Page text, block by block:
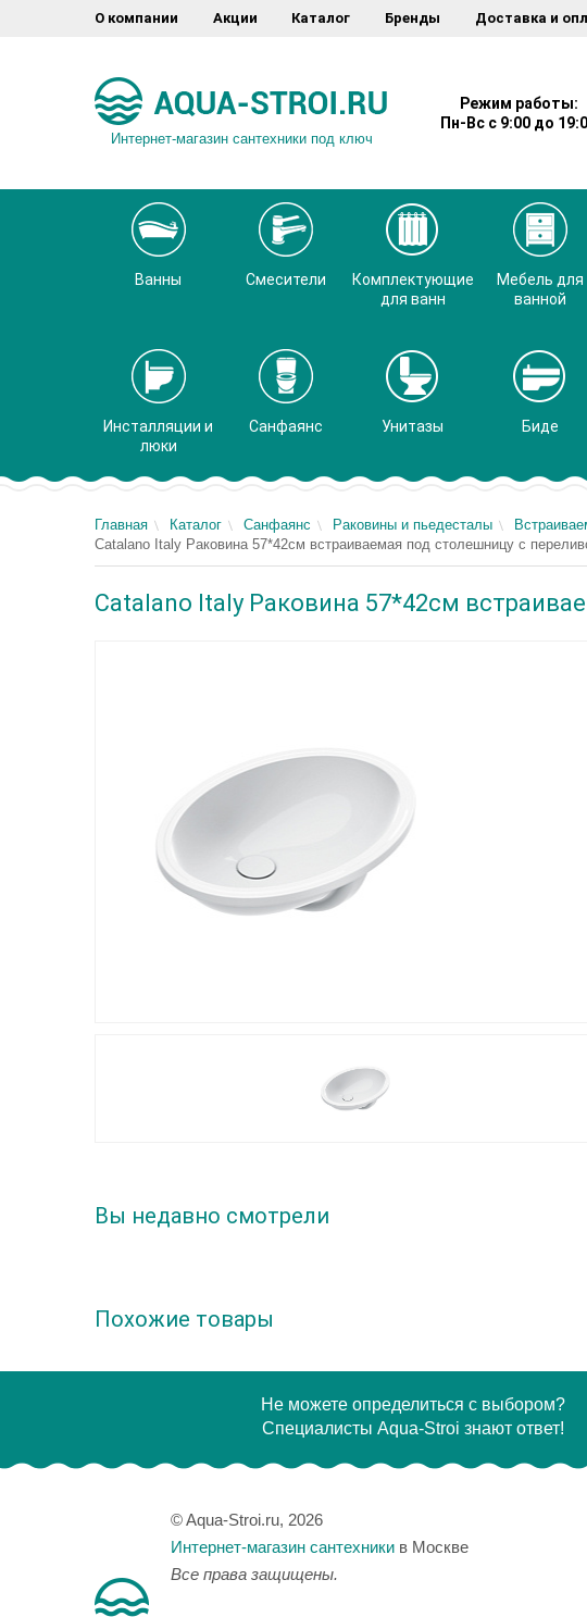
О компании Акции Каталог Бренды Доставка и
Интернет-магазин сантехники под ключ
Режим работы:
Пн-Вс с 9:00 до
Ванны Смесители
Комплектующие
для ванн
Мебель для
ванной
Инсталляции и
люки
Санфаянс Унитазы Биде
Главная Каталог Санфаянс Раковины и пьедесталы
Catalano Italy Раковина 57*42см встраиваемая под столешницу с
Catalano Italy Раковина 57*42см
Вы недавно смотрели
Похожие товары
Не можете определиться с выбором?
Специалисты Aqua-Stroi знают ответ!
© Aqua-Stroi.ru, 2026
Интернет-магазин сантехники в Москве
Все права защищены.